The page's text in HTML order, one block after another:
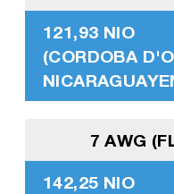
121,93 NIO
(CORDOBA
7 AWG
142,25 NIO